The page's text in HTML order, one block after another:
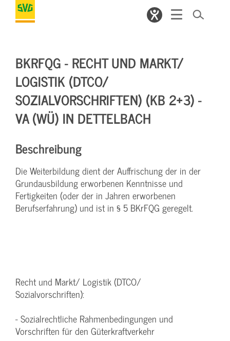
BKRFQG - RECHT UND MARKT/
LOGISTIK (DTCO/
SOZIALVORSCHRIFTEN) (KB 2+3) -
VA (WÜ) IN DETTELBACH
Beschreibung
Die Weiterbildung dient der Auffrischung der in der
Grundausbildung erworbenen Kenntnisse und
Fertigkeiten (oder der in Jahren erworbenen
Berufserfahrung) und ist in § 5 BKrFQG geregelt.
Recht und Markt/ Logistik (DTCO/
Sozialvorschriften):
- Sozialrechtliche Rahmenbedingungen und
Vorschriften für den Güterkraftverkehr